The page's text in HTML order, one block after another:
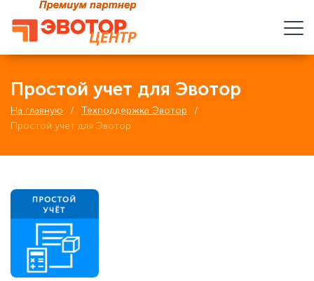
Простой учет для Эвотор
На главную
Техподдержка Эвотор
Простой учет для Эвотор